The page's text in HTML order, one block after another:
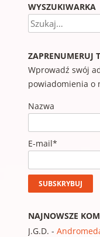
WYSZUKIWARKA
Szukaj
ZAPRENUMERUJ
Wprowadź swój
powiadomienia o
Nazwa
E-mail*
NAJNOWSZE
J.G.D. -